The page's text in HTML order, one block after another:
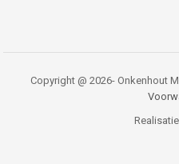
Copyright @ 2026- Onkenhout